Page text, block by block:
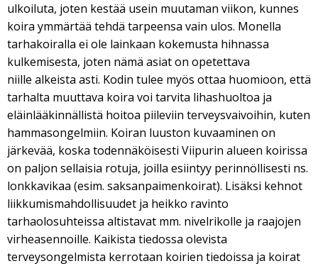
ulkoiluta, joten kestää usein muutaman viikon, kunnes
koira ymmärtää tehdä tarpeensa vain ulos. Monella
tarhakoiralla ei ole lainkaan kokemusta hihnassa
kulkemisesta, joten nämä asiat on opetettava
niille alkeista asti. Kodin tulee myös ottaa huomioon, että
tarhalta muuttava koira voi tarvita lihashuoltoa ja
eläinlääkinnällistä hoitoa piileviin terveysvaivoihin, kuten
hammasongelmiin. Koiran luuston kuvaaminen on
järkevää, koska todennäköisesti Viipurin alueen koirissa
on paljon sellaisia rotuja, joilla esiintyy perinnöllisesti ns.
lonkkavikaa (esim. saksanpaimenkoirat). Lisäksi kehnot
liikkumismahdollisuudet ja heikko ravinto
tarhaolosuhteissa altistavat mm. nivelrikolle ja raajojen
virheasennoille. Kaikista tiedossa olevista
terveysongelmista kerrotaan koirien tiedoissa ja koirat